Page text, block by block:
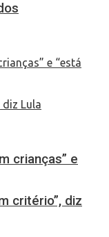
crianças” e
critério”, diz